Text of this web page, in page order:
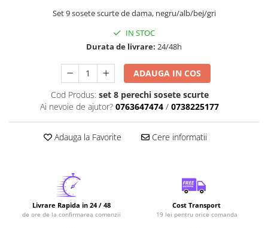
Set 9 sosete scurte de dama, negru/alb/bej/gri
IN STOC
Durata de livrare: 24/48h
ADAUGA IN COS
Cod Produs: set 8 perechi sosete scurte
Ai nevoie de ajutor? 0763647474 / 0738225177
Adauga la Favorite Cere informatii
Livrare Rapida in 24 / 48
de ore de la confirmarea comenzii
Cost Transport
19 lei pentru orice comanda